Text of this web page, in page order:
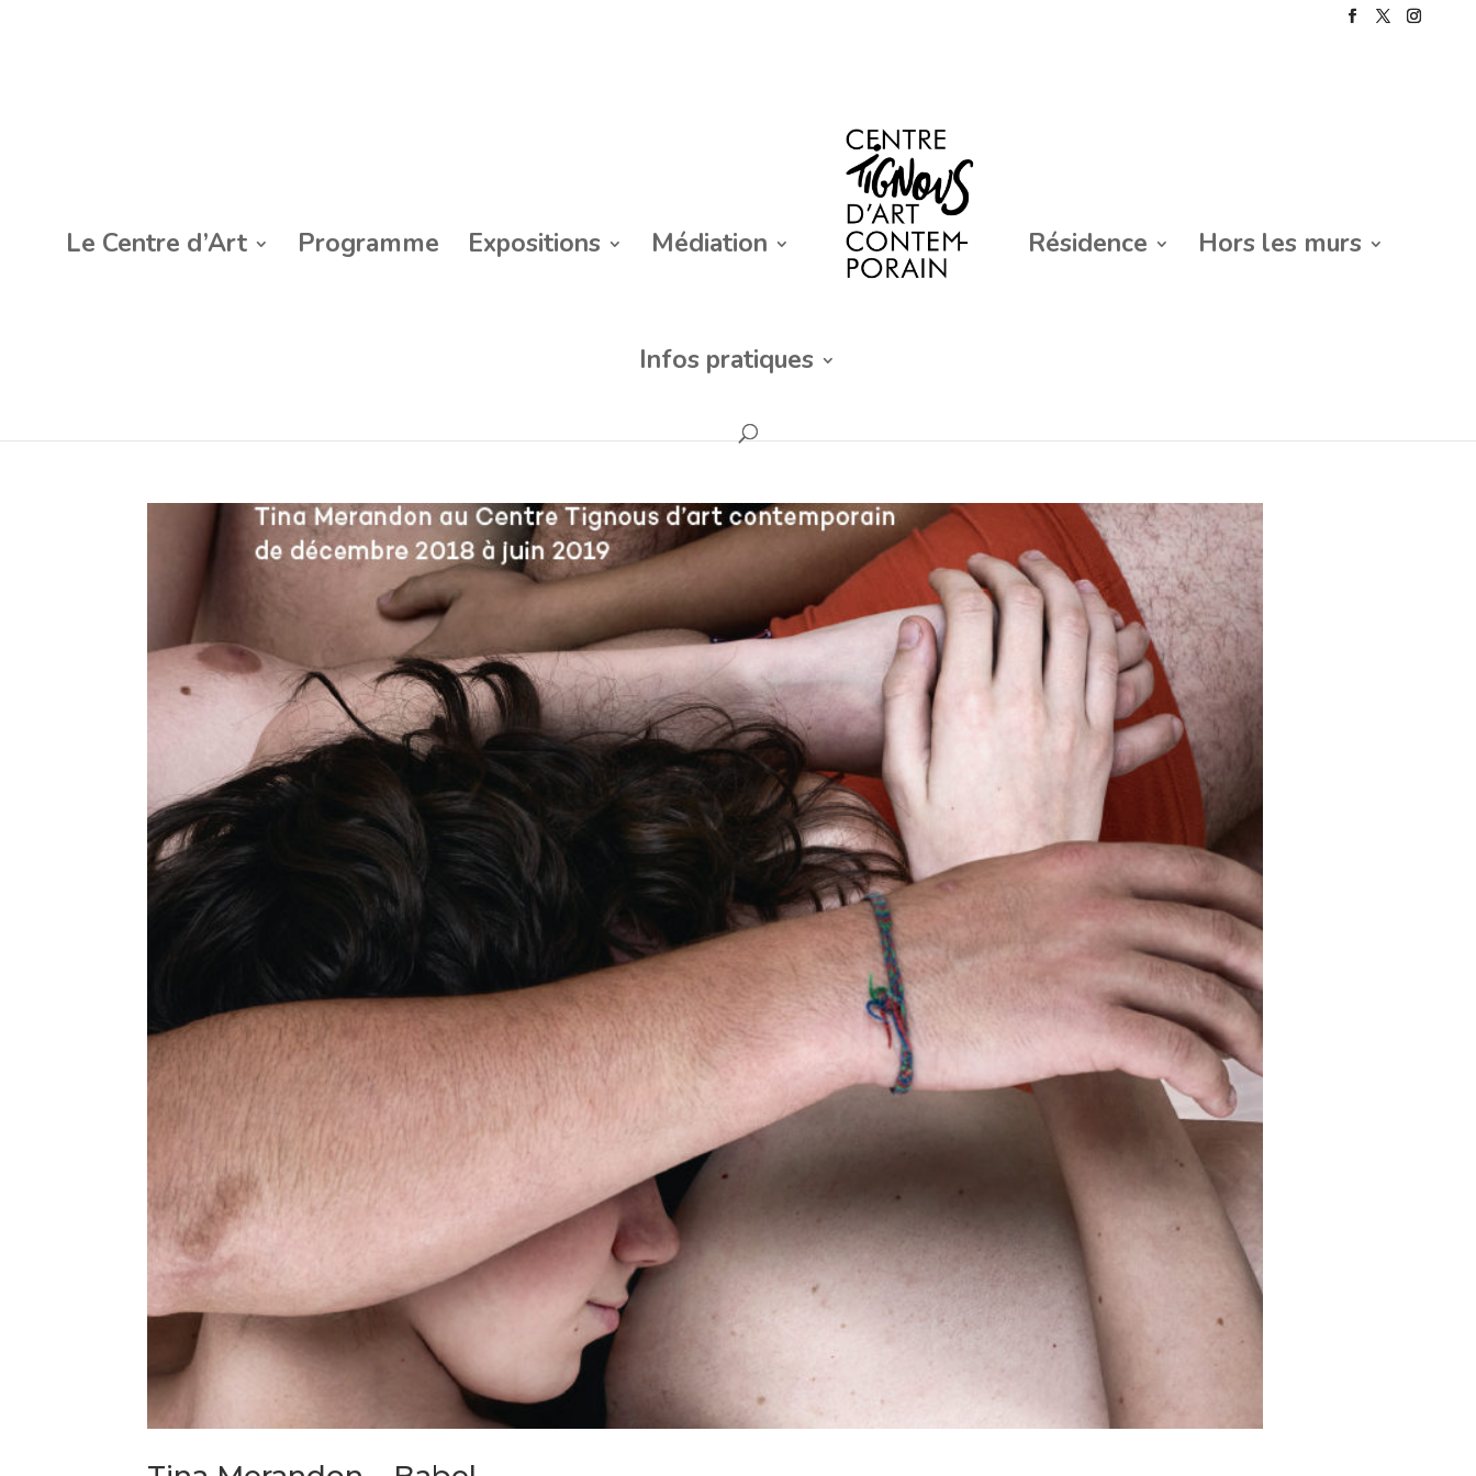
Le Centre d’Art Programme Expositions Médiation Résidence Hors les murs
Infos pratiques